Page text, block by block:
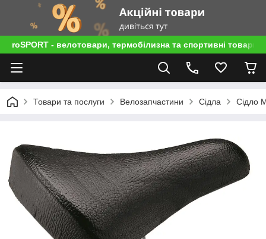
roSPORT - велотовари, термобілизна та спортивні товари
Товари та послуги Велозапчастини Сідла Сідло